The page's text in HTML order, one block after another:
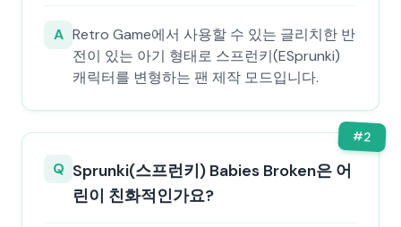
A Retro Game에서 사용할 수 있는 글리치한 반
전이 있는 아기 형태로 스프런키(ESprunki)
캐릭터를 변형하는 팬 제작 모드입니다.
#2
Q Sprunki(스프런키) Babies Broken은 어
린이 친화적인가요?